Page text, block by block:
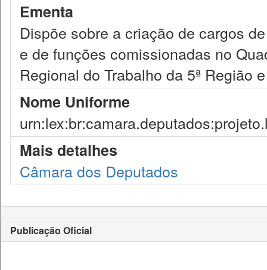
Ementa
Dispõe sobre a criação de cargos
e de funções comissionadas no
Regional do Trabalho da 5ª Região
Nome Uniforme
Mais detalhes
Câmara dos Deputados
Publicação Oficial